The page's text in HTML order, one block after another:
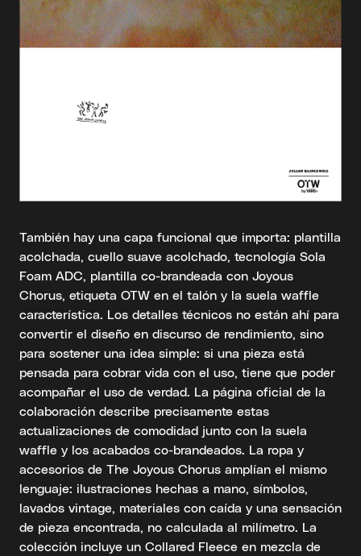
También hay una capa funcional que importa: plantilla
acolchada, cuello suave acolchado, tecnología Sola
Foam ADC, plantilla co-brandeada con Joyous
Chorus, etiqueta OTW en el talón y la suela waffle
característica. Los detalles técnicos no están ahí para
convertir el diseño en discurso de rendimiento, sino
para sostener una idea simple: si una pieza está
pensada para cobrar vida con el uso, tiene que poder
acompañar el uso de verdad. La página oficial de la
colaboración describe precisamente estas
actualizaciones de comodidad junto con la suela
waffle y los acabados co-brandeados. La ropa y
accesorios de The Joyous Chorus amplían el mismo
lenguaje: ilustraciones hechas a mano, símbolos,
lavados vintage, materiales con caída y una sensación
de pieza encontrada, no calculada al milímetro. La
colección incluye un Collared Fleece en mezcla de